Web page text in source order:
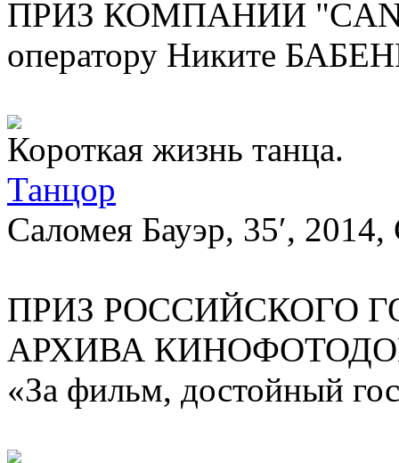
ПРИЗ КОМПАНИИ
оператору Никите
Короткая жизнь танца.
Танцор
Саломея Бауэр, 35′, 2014,
ПРИЗ РОССИЙСКОГО
АРХИВА
«За фильм, достойный